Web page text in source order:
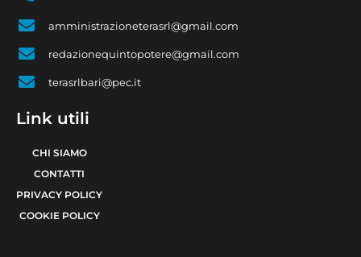
amministrazioneterasrl@gmail.com
redazionequintopotere@gmail.com
terasrlbari@pec.it
Link utili
CHI SIAMO
CONTATTI
PRIVACY POLICY
COOKIE POLICY